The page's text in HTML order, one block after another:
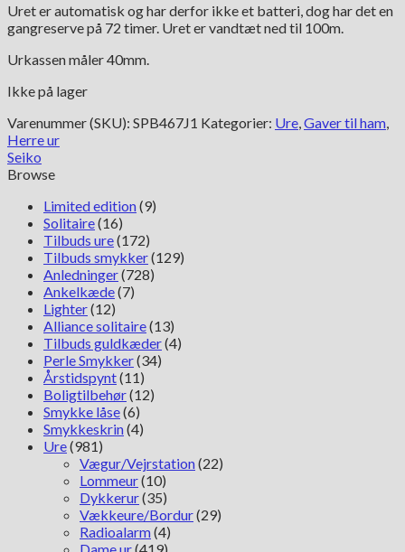
Uret er automatisk og har derfor ikke et batteri, dog har det en
gangreserve på 72 timer. Uret er vandtæt ned til 100m.
Urkassen måler 40mm.
Ikke på lager
Varenummer (SKU): SPB467J1 Kategorier: Ure,Gaver til ham,
Herre ur
Seiko
Browse
Limited edition(9)
Solitaire(16)
Tilbuds ure(172)
Tilbuds smykker(129)
Anledninger(728)
Ankelkæde(7)
Lighter(12)
Alliance solitaire(13)
Tilbuds guldkæder(4)
Perle Smykker(34)
Årstidspynt(11)
Boligtilbehør(12)
Smykke låse(6)
Smykkeskrin(4)
Ure(981)
Vægur/Vejrstation(22)
Lommeur(10)
Dykkerur(35)
Vækkeure/Bordur(29)
Radioalarm(4)